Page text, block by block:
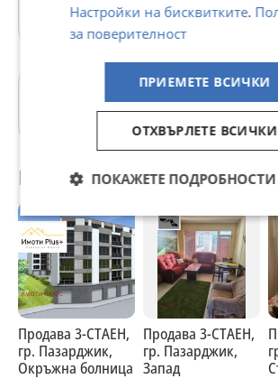
Още оферти на https://
гр. Пазарджик
Препоръчани за теб
Продава 3-СТАЕН,
гр. Пазарджик,
Окръжна болница
Продава 3-СТАЕН,
гр. Пазарджик,
Запад
Настройки на бисквитките.
за поверителност
ПРИЕМЕТЕ ВСИЧКИ
ОТХВЪРЛЕТЕ ВСИЧКИ
ПОКАЖЕТЕ ПОДРОБНОСТИ